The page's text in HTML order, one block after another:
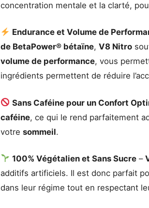
concentration mentale et la clarté,
Endurance et Volume de
de BetaPower® bétaïne, V8 Nitro
volume de performance, vous
ingrédients permettent de réduire
Sans Caféine pour un Confort
caféine, ce qui le rend parfaitement
votre sommeil.
100% Végétalien et Sans Sucre –
additifs artificiels. Il est donc parfait
dans leur régime tout en respectant